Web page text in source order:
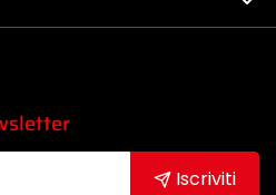
Iscriviti